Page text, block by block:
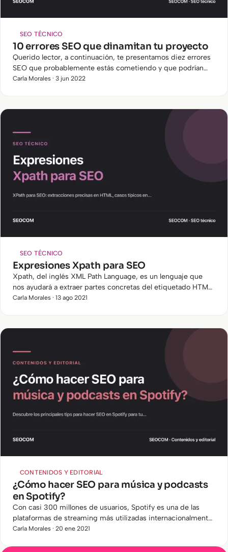
SEO TÉCNICO
10 errores SEO que dinamitan tu proyecto
Querido lector, a continuación, te presentamos diez errores
SEO que probablemente estás cometiendo y que podrían
estar dinamitando tu proyecto. ¿Qué cuáles son? Aquí te
Carla Morales · 3 jun 2022
SEO TÉCNICO
Expresiones Xpath para SEO
Xpath, del inglés XML Path Language, es un lenguaje que
nos ayudará a extraer partes concretas del etiquetado HTML
de cualquier página. Aunque tenemos muchas herramientas
Carla Morales · 13 ago 2021
CONTENIDOS Y EDITORIAL
¿Cómo hacer SEO para música y podcasts
en Spotify?
Con casi 300 millones de usuarios, Spotify es una de las
plataformas de streaming más utilizadas internacionalmente.
Seguro que alguna vez te has preguntado cómo hace Spotify
Carla Morales · 20 ene 2021